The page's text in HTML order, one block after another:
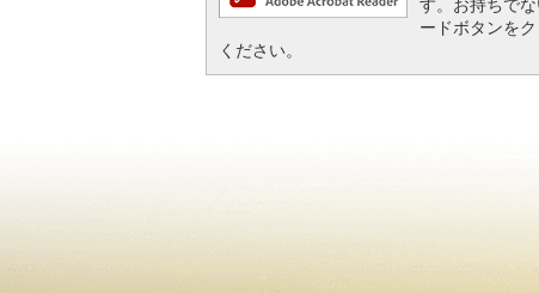
す。お持ちで
ードボタンを
ください。